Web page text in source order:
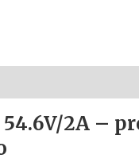
2A –